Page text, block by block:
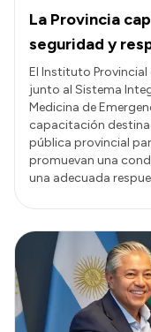
La Provincia
seguridad y
El Instituto Provincial
junto al Sistema
Medicina de
capacitación
pública provincial
promuevan una
una adecuada